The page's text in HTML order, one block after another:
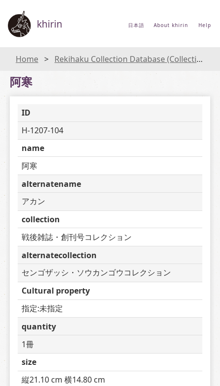
khirin 日本語 About khirin Help
Home Rekihaku Collection Database (Collections Database of the National Museum of Japanese History)
阿寒
ID
H-1207-104
name
阿寒
alternatename
アカン
collection
戦後雑誌・創刊号コレクション
alternatecollection
センゴザッシ・ソウカンゴウコレクション
Cultural property
指定:未指定
quantity
1冊
size
縦21.10 cm 横14.80 cm